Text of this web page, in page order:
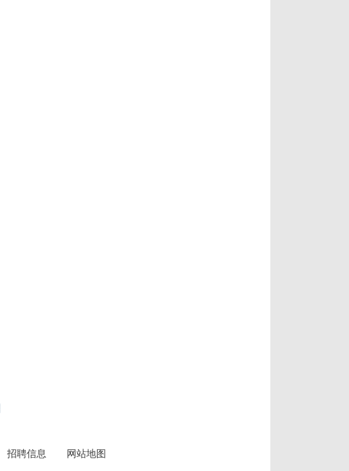
招聘信息 网站地图